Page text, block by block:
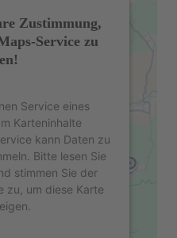
Zustimmung,
Service zu
Service eines
Karteninhalte
kann Daten zu
Bitte lesen Sie
stimmen Sie der
zu, um diese Karte